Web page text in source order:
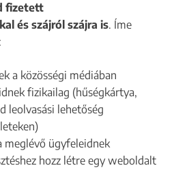
fizetett
és szájról szájra is. Íme
a közösségi médiában
fizikailag (hűségkártya,
leolvasási lehetőség
meglévő ügyfeleidnek
hozz létre egy weboldalt